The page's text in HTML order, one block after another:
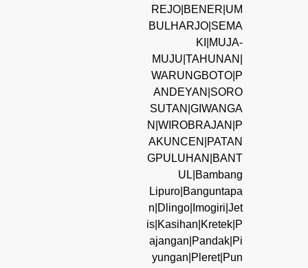
REJO|BENER|UM
BULHARJO|SEMA
KI|MUJA-
MUJU|TAHUNAN|
WARUNGBOTO|P
ANDEYAN|SORO
SUTAN|GIWANGA
N|WIROBRAJAN|P
AKUNCEN|PATAN
GPULUHAN|BANT
UL|Bambang
Lipuro|Banguntapa
n|Dlingo|Imogiri|Jet
is|Kasihan|Kretek|P
ajangan|Pandak|Pi
yungan|Pleret|Pun